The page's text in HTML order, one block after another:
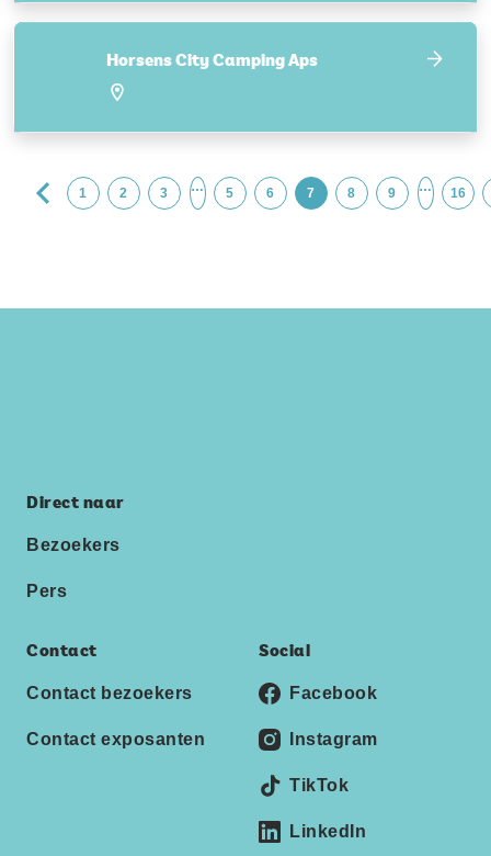
Horsens City Camping Aps
1 2 3 … 5 6 7 8 9 … 16
Direct naar
Bezoekers
Pers
Contact
Contact bezoekers
Contact exposanten
Social
Facebook
Instagram
TikTok
LinkedIn